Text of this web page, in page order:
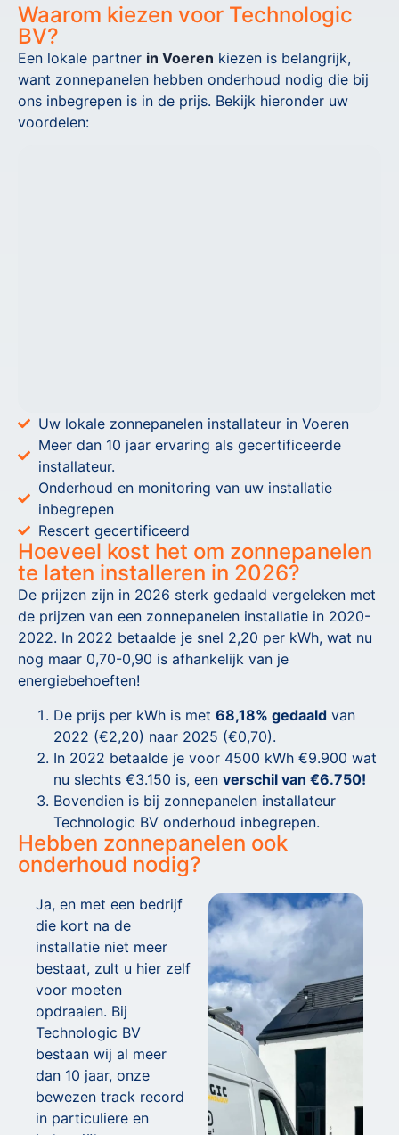
Waarom kiezen voor Technologic
BV?
Een lokale partner in Voeren kiezen is belangrijk,
want zonnepanelen hebben onderhoud nodig die bij
ons inbegrepen is in de prijs. Bekijk hieronder uw
voordelen:
Uw lokale zonnepanelen installateur in Voeren
Meer dan 10 jaar ervaring als gecertificeerde
installateur.
Onderhoud en monitoring van uw installatie
inbegrepen
Rescert gecertificeerd
Hoeveel kost het om zonnepanelen
te laten installeren in 2026?
De prijzen zijn in 2026 sterk gedaald vergeleken met
de prijzen van een zonnepanelen installatie in 2020-
2022. In 2022 betaalde je snel 2,20 per kWh, wat nu
nog maar 0,70-0,90 is afhankelijk van je
energiebehoeften!
De prijs per kWh is met 68,18% gedaald van
2022 (€2,20) naar 2025 (€0,70).
In 2022 betaalde je voor 4500 kWh €9.900 wat
nu slechts €3.150 is, een verschil van €6.750!
Bovendien is bij zonnepanelen installateur
Technologic BV onderhoud inbegrepen.
Hebben zonnepanelen ook
onderhoud nodig?
Ja, en met een bedrijf
die kort na de
installatie niet meer
bestaat, zult u hier zelf
voor moeten
opdraaien. Bij
Technologic BV
bestaan wij al meer
dan 10 jaar, onze
bewezen track record
in particuliere en